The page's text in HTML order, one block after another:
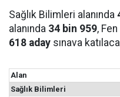
Sağlık Bilimleri alanında
alanında 34 bin 959,
618 aday sınava
Alan
Sağlık Bilimleri